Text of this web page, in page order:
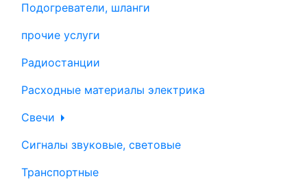
Подогреватели, шланги
прочие услуги
Радиостанции
Расходные материалы электрика
Свечи
Сигналы звуковые, световые
Транспортные